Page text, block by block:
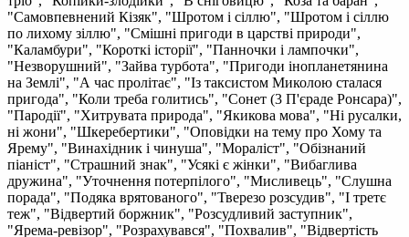
"Самовпевнений Кізяк", "Шротом і сіллю", "Шротом і сіллю
по лихому зіллю", "Смішні пригоди в царстві природи",
"Каламбури", "Короткі історії", "Панночки і лампочки",
"Незворушний", "Зайва турбота", "Пригоди інопланетянина
на Землі", "А час пролітає", "Із таксистом Миколою сталася
пригода", "Коли треба голитись", "Сонет (3 П'єраде Ронсара)",
"Пародії", "Хитрувата природа", "Якикова мова", "Ні русалки,
ні жони", "Шкеребертики", "Оповідки на тему про Хому та
Ярему", "Винахідник і чинуша", "Мораліст", "Обізнаний
піаніст", "Страшний знак", "Усякі є жінки", "Вибаглива
дружина", "Уточнення потерпілого", "Мисливець", "Слушна
порада", "Подяка врятованого", "Тверезо розсудив", "І третє
теж", "Відвертий боржник", "Розсудливий заступник",
"Ярема-ревізор", "Розрахувався", "Похвалив", "Відвертість